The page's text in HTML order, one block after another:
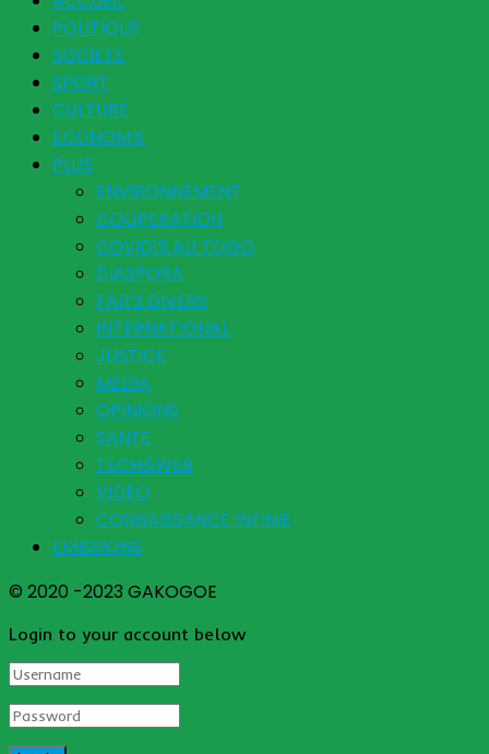
POLITIQUE
SOCIETE
SPORT
CULTURE
ECONOMIE
PLUS
ENVIRONNEMENT
COOPERATION
COVID19 AU TOGO
DIASPORA
FAITS DIVERS
INTERNATIONAL
JUSTICE
MEDIA
OPINIONS
SANTE
TECH&WEB
VIDEO
CONNAISSANCE INFINIE
EMISSIONS
© 2020 -2023 GAKOGOE
Login to your account below